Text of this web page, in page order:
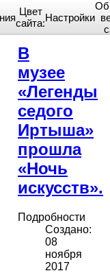
Home
В
музее
«Легенды
седого
Иртыша»
прошла
«Ночь
искусств».
Подробности
Создано:
08
ноября
2017
Цвет
сайта:Настройки